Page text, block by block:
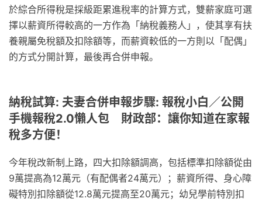
於綜合所得稅是採級距累進稅率的計算方式，雙薪家庭可選
擇以薪資所得較高的一方作為「納稅義務人」，使其享有扶
養親屬免稅額及扣除額等，而薪資較低的一方則以「配偶」
的方式分開計算，最後再合併申報。
納稅試算: 夫妻合併申報步驟: 報稅小白／公開
手機報稅2.0懶人包 財政部：讓你知道在家報
稅多方便！
今年稅改新制上路，四大扣除額調高，包括標準扣除額從由
9萬提高為12萬元（有配偶者24萬元）；薪資所得、身心障
礙特別扣除額從12.8萬元提高至20萬元；幼兒學前特別扣